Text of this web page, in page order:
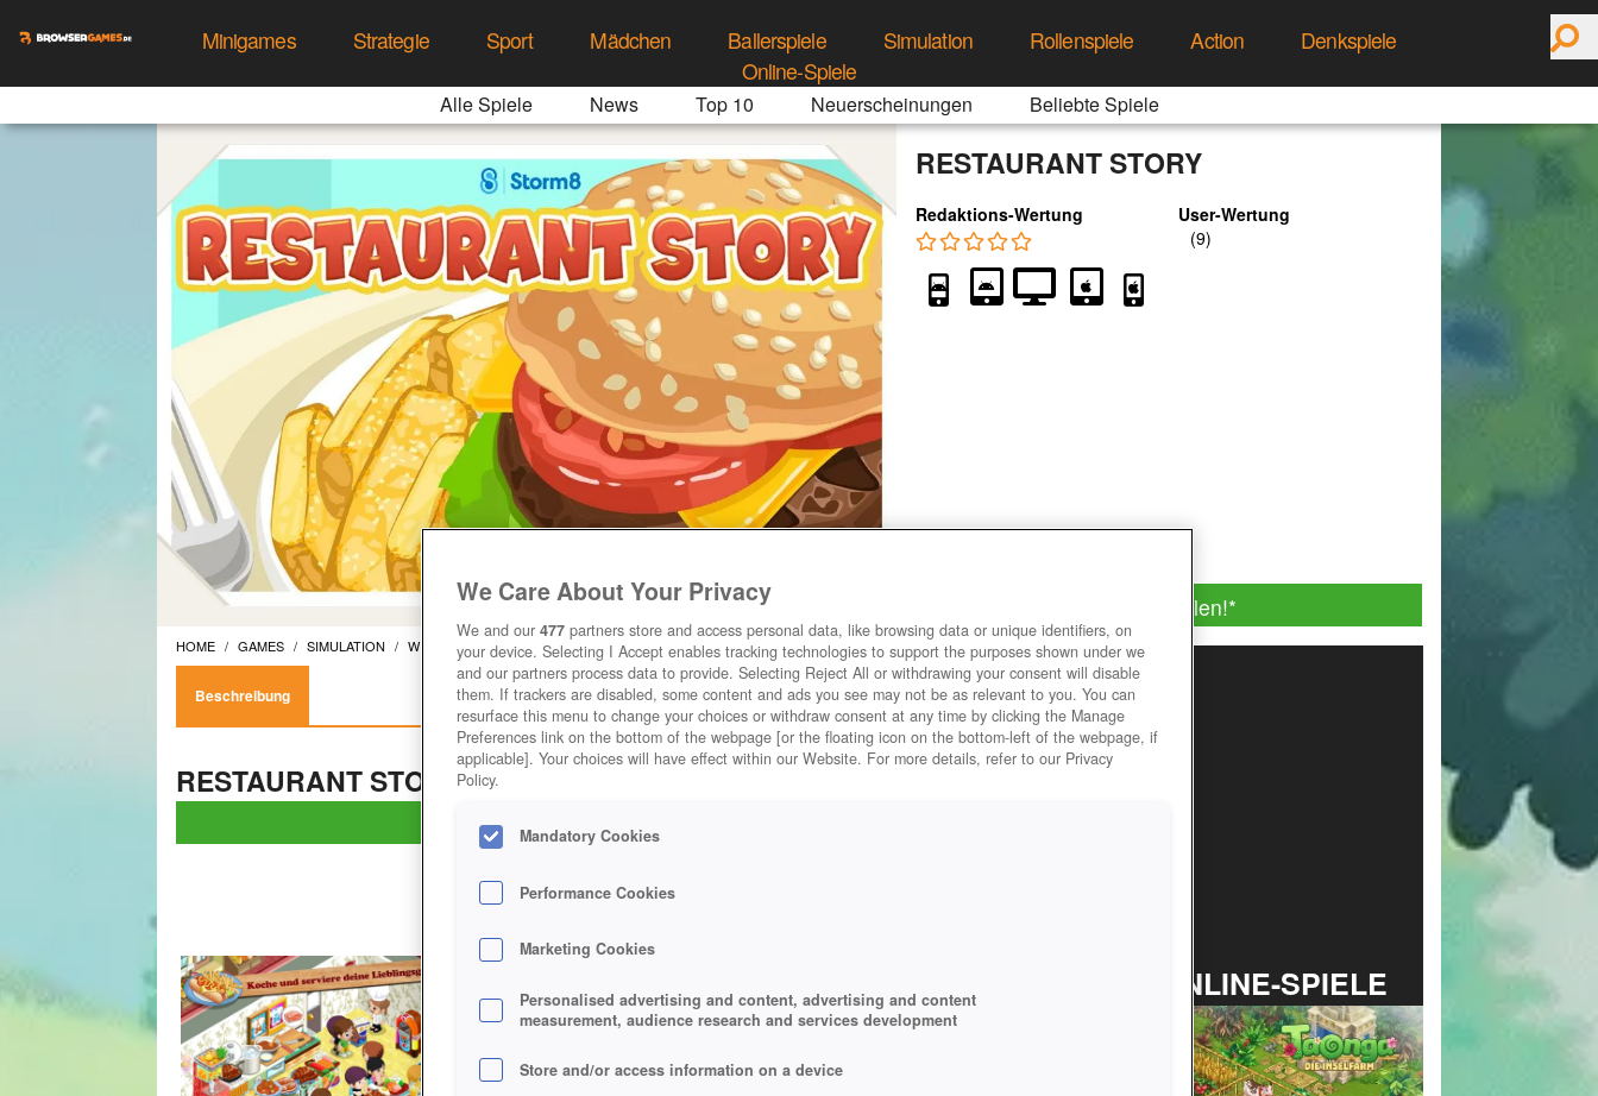
Minigames Strategie Sport Mädchen Ballerspiele Simulation Rollenspiele Action
Denkspiele
Online-Spiele
Alle Spiele News Top 10 Neuerscheinungen Beliebte Spiele
RESTAURANT STORY
Redaktions-Wertung User-Wertung
Jetzt Spielen!*
HOME GAMES SIMULATION WIRTSCHAFTSSIMULATION RESTAURANT-STORY
Beschreibung
RESTAURANT STORY AUF DEM HANDY SPIELEN
Jetzt App herunterladen
TOP ONLINE-SPIELE
We Care About Your Privacy
We and our 477 partners store and access personal data, like browsing data or unique identifiers, on
your device. Selecting I Accept enables tracking technologies to support the purposes shown under we
and our partners process data to provide. Selecting Reject All or withdrawing your consent will disable
them. If trackers are disabled, some content and ads you see may not be as relevant to you. You can
resurface this menu to change your choices or withdraw consent at any time by clicking the Manage
Preferences link on the bottom of the webpage [or the floating icon on the bottom-left of the webpage, if
applicable]. Your choices will have effect within our Website. For more details, refer to our Privacy
Policy.
Mandatory Cookies
Performance Cookies
Marketing Cookies
Personalised advertising and content, advertising and content
measurement, audience research and services development
Store and/or access information on a device